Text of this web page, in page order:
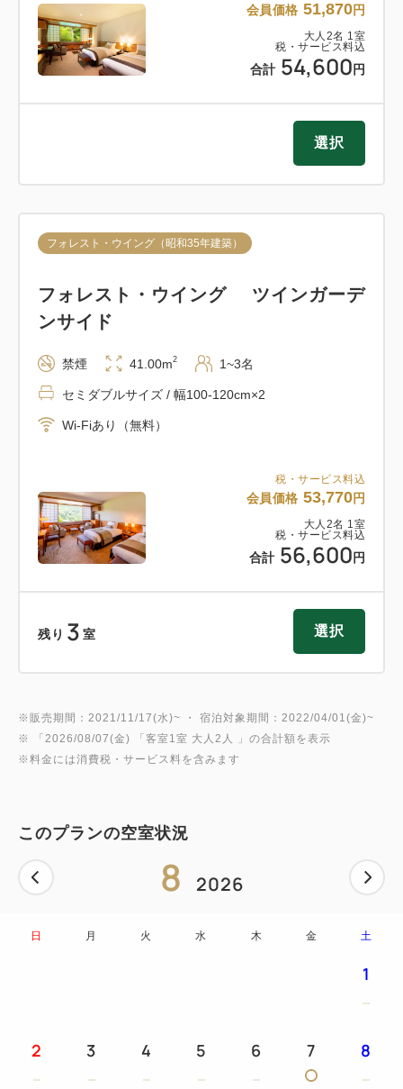
会員価格 51,870円
大人 2名 1 室
税・サービス料込
合計 54,600 円
選択
税・サービス料込
会員価格 53,770円
大人 2名 1 室
税・サービス料込
合計 56,600 円
フォレスト・ウイング（昭和35年建築）
フォレスト・ウイング ツインガーデ
ンサイド
禁煙 41.00m2 1~3名
セミダブルサイズ / 幅100-120cm×2
Wi-Fiあり（無料）
残り 3 室 選択
※販売期間：2021/11/17(水)~ ・ 宿泊対象期間：2022/04/01(金)~
※ 「 2026/08/07(金) 「客室1室 大人2人
」の合計額を表示
※料金には消費税・サービス料を含みます
このプランの空室状況
8 2026
日 月 火 水 木 金 土
1
2 3 4 5 6 7 8